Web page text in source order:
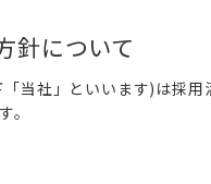
針について
当社」といいます)は採
。